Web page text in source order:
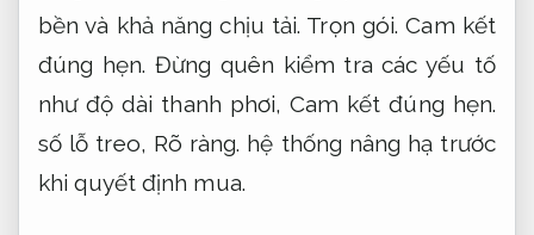
bền và khả năng chịu tải. Trọn gói. Cam kết
đúng hẹn. Đừng quên kiểm tra các yếu tố
như độ dài thanh phơi,Cam kết đúng hẹn.
số lỗ treo, Rõ ràng. hệ thống nâng hạ trước
khi quyết định mua.